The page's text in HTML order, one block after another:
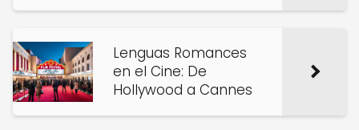
Lenguas Romances
en el Cine: De
Hollywood a Cannes